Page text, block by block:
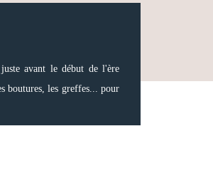
avant le début de l'ère
boutures, les greffes... pour